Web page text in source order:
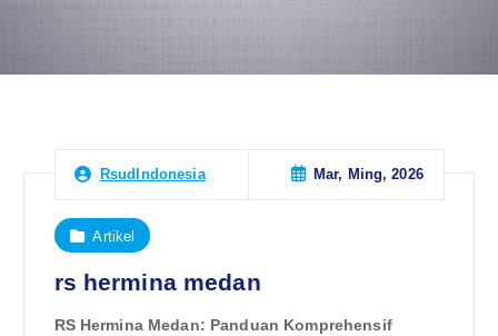
RsudIndonesia Mar, Ming, 2026
Artikel
rs hermina medan
RS Hermina Medan: Panduan Komprehensif